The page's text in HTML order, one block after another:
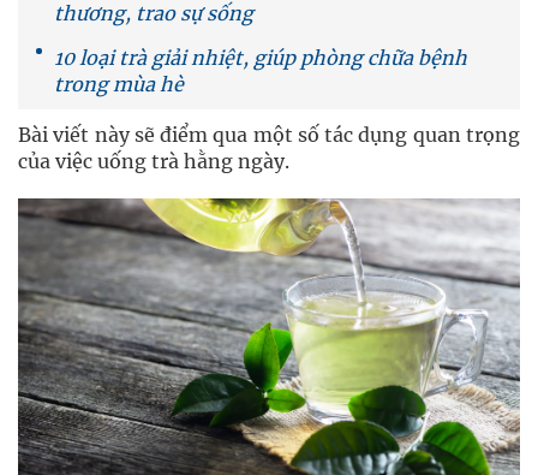
thương, trao sự sống
10 loại trà giải nhiệt, giúp phòng chữa bệnh
trong mùa hè
Bài viết này sẽ điểm qua một số tác dụng quan trọng
của việc uống trà hằng ngày.